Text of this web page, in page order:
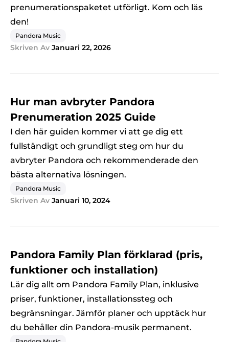
prenumerationspaketet utförligt. Kom och läs
den!
Pandora Music
Skriven Av Januari 22, 2026
Hur man avbryter Pandora
Prenumeration 2025 Guide
I den här guiden kommer vi att ge dig ett
fullständigt och grundligt steg om hur du
avbryter Pandora och rekommenderade den
bästa alternativa lösningen.
Pandora Music
Skriven Av Januari 10, 2024
Pandora Family Plan förklarad (pris,
funktioner och installation)
Lär dig allt om Pandora Family Plan, inklusive
priser, funktioner, installationssteg och
begränsningar. Jämför planer och upptäck hur
du behåller din Pandora-musik permanent.